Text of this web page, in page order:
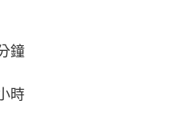
鐘
時